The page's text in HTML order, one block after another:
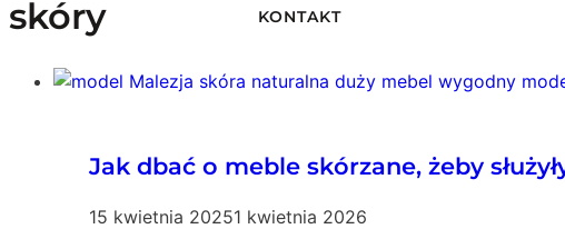
KONTAKT
skóry
Jak dbać o meble skórzane, żeby
15 kwietnia 20251 kwietnia 2026